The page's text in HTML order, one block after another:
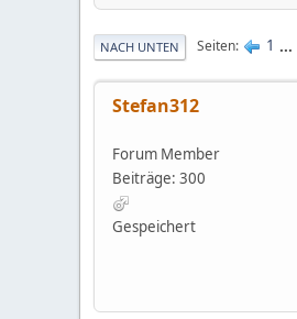
NACH UNTEN Seiten 1 ...
Stefan312
Forum Member
Beiträge: 300
Gespeichert